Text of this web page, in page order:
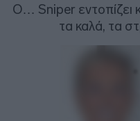
O… Sniper εντοπίζει
τα καλά, τα